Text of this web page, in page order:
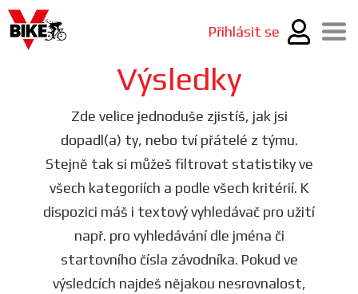
Přihlásit se
Výsledky
Zde velice jednoduše zjistíš, jak jsi
dopadl(a) ty, nebo tví přátelé z týmu.
Stejně tak si můžeš filtrovat statistiky ve
všech kategoriích a podle všech kritérií. K
dispozici máš i textový vyhledávač pro užití
např. pro vyhledávání dle jména či
startovního čísla závodníka. Pokud ve
výsledcích najdeš nějakou nesrovnalost,